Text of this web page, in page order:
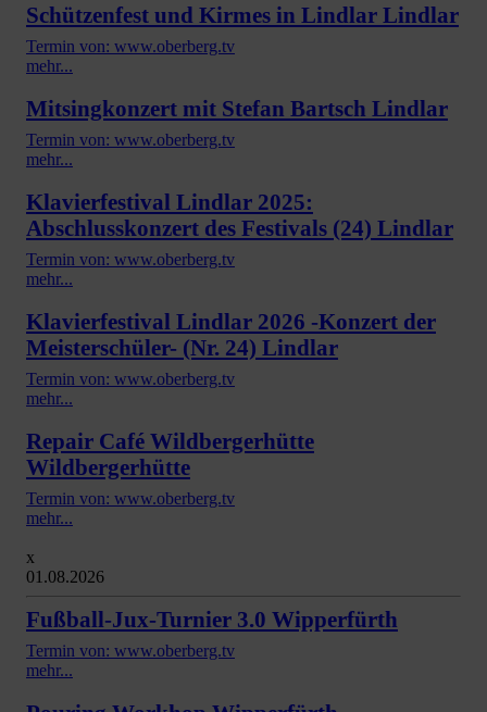
Schützenfest und Kirmes in Lindlar Lindlar
Termin von: www.oberberg.tv
mehr...
Mitsingkonzert mit Stefan Bartsch Lindlar
Termin von: www.oberberg.tv
mehr...
Klavierfestival Lindlar 2025:
Abschlusskonzert des Festivals (24) Lindlar
Termin von: www.oberberg.tv
mehr...
Klavierfestival Lindlar 2026 -Konzert der
Meisterschüler- (Nr. 24) Lindlar
Termin von: www.oberberg.tv
mehr...
Repair Café Wildbergerhütte
Wildbergerhütte
Termin von: www.oberberg.tv
mehr...
x
01.08.2026
Fußball-Jux-Turnier 3.0 Wipperfürth
Termin von: www.oberberg.tv
mehr...